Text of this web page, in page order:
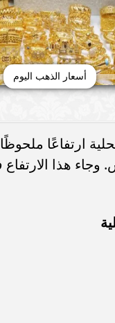
أسعار الذهب اليوم
وجاء هذا